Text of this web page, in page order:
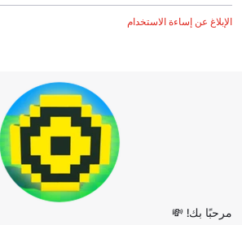
الإبلاغ عن إساءة الاستخدام
مرحبًا بك! 💸